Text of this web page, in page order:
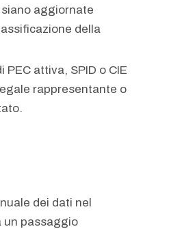
aggiornate
della
PEC attiva, SPID o CIE
rappresentante o
dei dati nel
un passaggio